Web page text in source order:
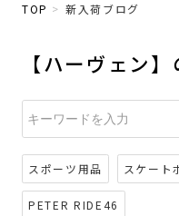
TOP 新入荷ブログ
【ハーヴェン
スポーツ用品 スケート
PETER RIDE46